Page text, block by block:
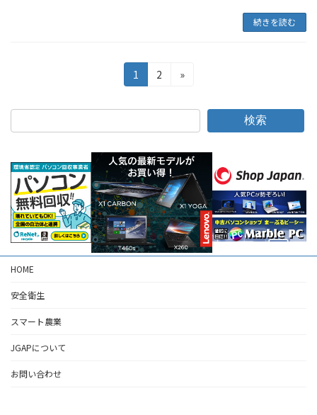
続きを読む
ー
ジ
送
り
固
定
ジ
1
固
ジ
2 »
検索
HOME
安全衛生
スマート農業
JGAPについて
お問い合わせ